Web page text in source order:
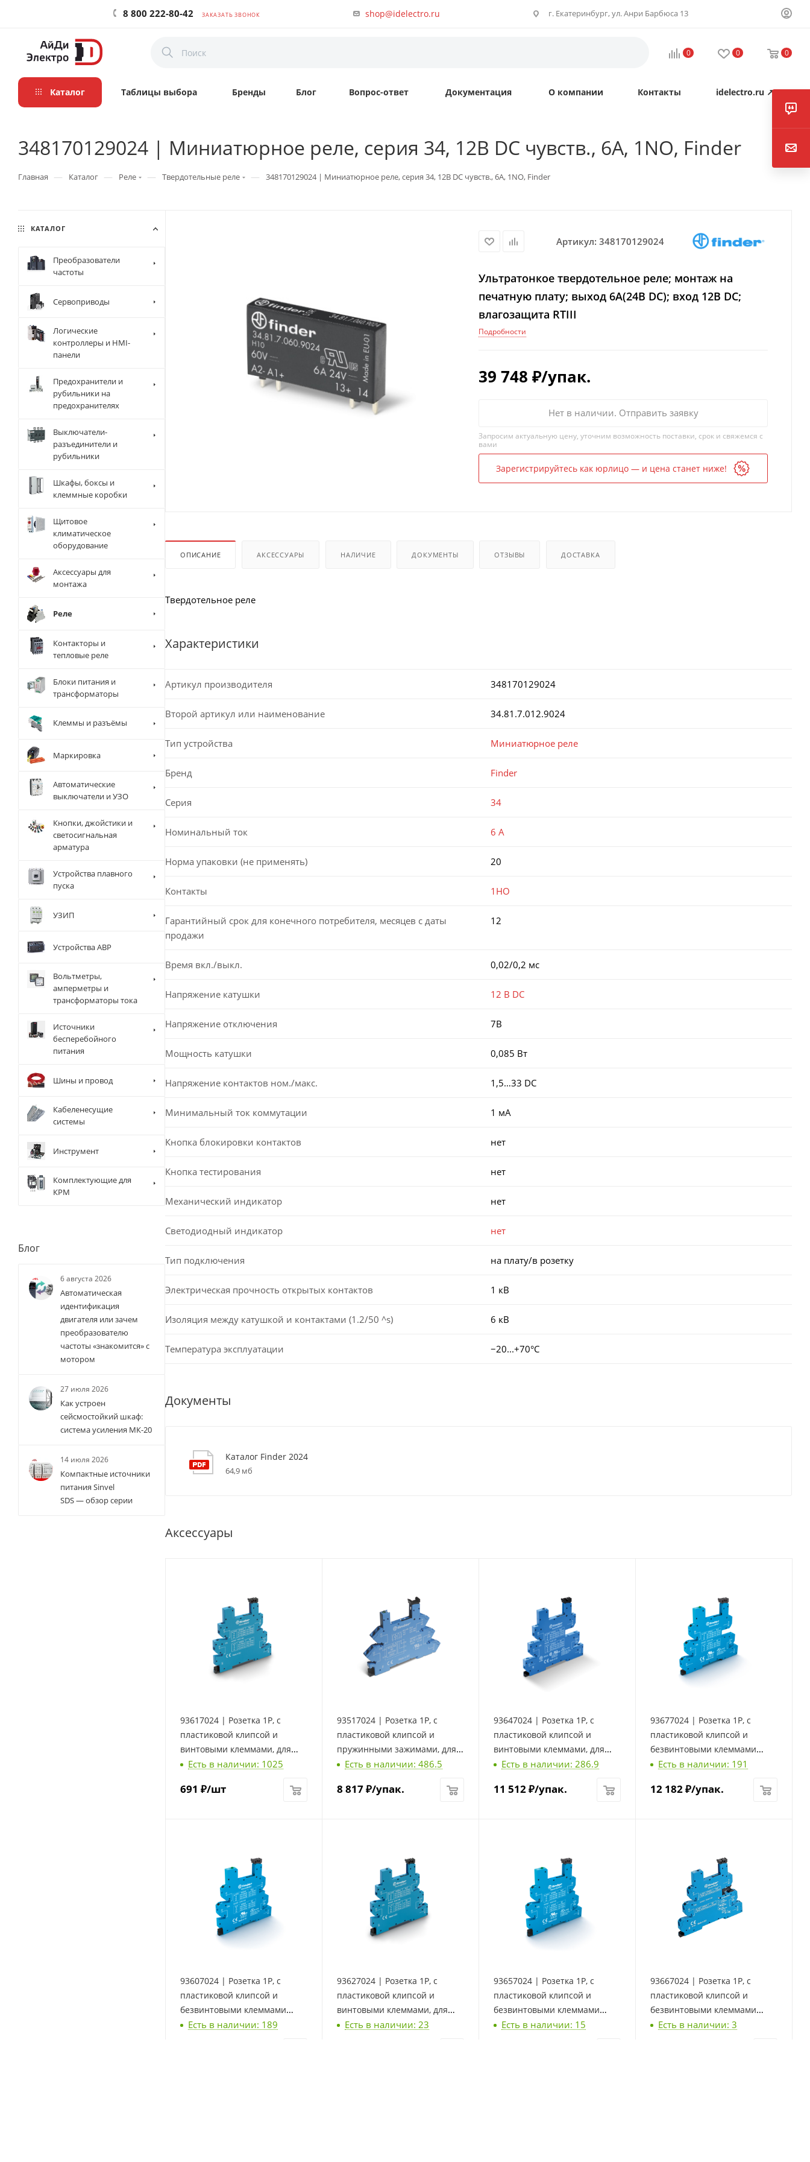
8 800 222-80-42 ЗАКАЗАТЬ ЗВОНОК shop@idelectro.ru г. Екатеринбург, ул. Анри Барбюса 13
0 0 0
Каталог Таблицы выбора Бренды Блог Вопрос-ответ Документация О компании Контакты idelectro.ru ↗
348170129024 | Миниатюрное реле, серия 34, 12В DC чувств., 6А, 1NO, Finder
Главная — Каталог — Реле — Твердотельные реле — 348170129024 | Миниатюрное реле, серия 34, 12В DC чувств., 6А, 1NO, Finder
Артикул: 348170129024
Ультратонкое твердотельное реле; монтаж на
печатную плату; выход 6A(24В DC); вход 12В DC;
влагозащита RTIII
Подробности
39 748 ₽/упак.
Нет в наличии. Отправить заявку
Запросим актуальную цену, уточним возможность поставки, срок и свяжемся с
вами
Зарегистрируйтесь как юрлицо — и цена станет ниже!
ОПИСАНИЕ АКСЕССУАРЫ НАЛИЧИЕ ДОКУМЕНТЫ ОТЗЫВЫ ДОСТАВКА
Твердотельное реле
Характеристики
Артикул производителя 348170129024
Второй артикул или наименование 34.81.7.012.9024
Тип устройства Миниатюрное реле
Бренд Finder
Серия 34
Номинальный ток 6 А
Норма упаковки (не применять) 20
Контакты 1НО
Гарантийный срок для конечного потребителя, месяцев с даты
продажи
12
Время вкл./выкл. 0,02/0,2 мс
Напряжение катушки 12 В DC
Напряжение отключения 7В
Мощность катушки 0,085 Вт
Напряжение контактов ном./макс. 1,5…33 DC
Минимальный ток коммутации 1 мА
Кнопка блокировки контактов нет
Кнопка тестирования нет
Механический индикатор нет
Светодиодный индикатор нет
Тип подключения на плату/в розетку
Электрическая прочность открытых контактов 1 кВ
Изоляция между катушкой и контактами (1.2/50 ^s) 6 кВ
Температура эксплуатации −20...+70°C
Документы
Каталог Finder 2024
64,9 мб
Аксессуары
93617024 | Розетка 1P, с
пластиковой клипсой и
винтовыми клеммами, для
реле 34.51, 34.81, Finder
Есть в наличии: 1025
691 ₽/шт
93517024 | Розетка 1P, с
пластиковой клипсой и
пружинными зажимами, для
реле 34.51, 34.81, Finder
Есть в наличии: 486.5
8 817₽/упак.
93647024 | Розетка 1P, с
пластиковой клипсой и
винтовыми клеммами, для
реле 34.51, 34.81, Finder
Есть в наличии: 286.9
11 512₽/упак.
93677024 | Розетка 1P, с
пластиковой клипсой и
безвинтовыми клеммами
Push-in, для реле 34.51, 34.81,
Есть в наличии: 191
12 182₽/упак.
93607024 | Розетка 1P, с
пластиковой клипсой и
безвинтовыми клеммами
Push-in, для реле 34.51, 34.81,
Есть в наличии: 189
93627024 | Розетка 1P, с
пластиковой клипсой и
винтовыми клеммами, для
реле 34.51, 34.81, Finder
Есть в наличии: 23
93657024 | Розетка 1P, с
пластиковой клипсой и
безвинтовыми клеммами
Push-in, для реле 34.51, 34.81,
Есть в наличии: 15
93667024 | Розетка 1P, с
пластиковой клипсой и
безвинтовыми клеммами
Push-in, для реле 34.51, 34.81,
Есть в наличии: 3
КАТАЛОГ
Преобразователи
частоты
Сервоприводы
Логические
контроллеры и HMI-
панели
Предохранители и
рубильники на
предохранителях
Выключатели-
разъединители и
рубильники
Шкафы, боксы и
клеммные коробки
Щитовое
климатическое
оборудование
Аксессуары для
монтажа
Реле
Контакторы и
тепловые реле
Блоки питания и
трансформаторы
Клеммы и разъёмы
Маркировка
Автоматические
выключатели и УЗО
Кнопки, джойстики и
светосигнальная
арматура
Устройства плавного
пуска
УЗИП
Устройства АВР
Вольтметры,
амперметры и
трансформаторы тока
Источники
бесперебойного
питания
Шины и провод
Кабеленесущие
системы
Инструмент
Комплектующие для
КРМ
Блог
6 августа 2026
Автоматическая
идентификация
двигателя или зачем
преобразователю
частоты «знакомится» с
мотором
27 июля 2026
Как устроен
сейсмостойкий шкаф:
система усиления МК-20
14 июля 2026
Компактные источники
питания Sinvel
SDS — обзор серии